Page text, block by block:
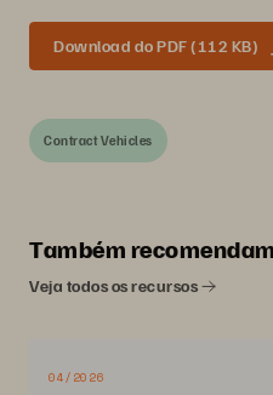
Download do PDF (112 KB)
Contract Vehicles
Também
Veja todos os recursos
04/2026